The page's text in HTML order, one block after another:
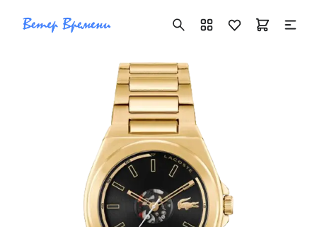
+7 ( 705 ) 181-42-50
info@vetervremeni.kz
Авторизация